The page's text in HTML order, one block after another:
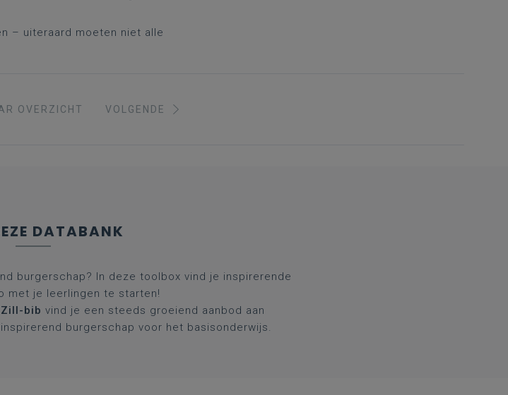
– uiteraard moeten niet alle
OVERZICHT VOLGENDE
DATABANK
burgerschap? In deze toolbox vind je inspirerende
met je leerlingen te starten!
Zill-bib vind je een steeds groeiend aanbod aan
burgerschap voor het basisonderwijs.